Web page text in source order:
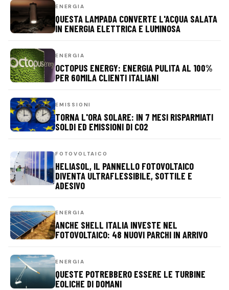
ENERGIA
QUESTA LAMPADA CONVERTE L'ACQUA SALATA
IN ENERGIA ELETTRICA E LUMINOSA
ENERGIA
OCTOPUS ENERGY: ENERGIA PULITA AL 100%
PER 60MILA CLIENTI ITALIANI
EMISSIONI
TORNA L'ORA SOLARE: IN 7 MESI RISPARMIATI
SOLDI ED EMISSIONI DI CO2
FOTOVOLTAICO
HELIASOL, IL PANNELLO FOTOVOLTAICO
DIVENTA ULTRAFLESSIBILE, SOTTILE E
ADESIVO
ENERGIA
ANCHE SHELL ITALIA INVESTE NEL
FOTOVOLTAICO: 48 NUOVI PARCHI IN ARRIVO
ENERGIA
QUESTE POTREBBERO ESSERE LE TURBINE
EOLICHE DI DOMANI